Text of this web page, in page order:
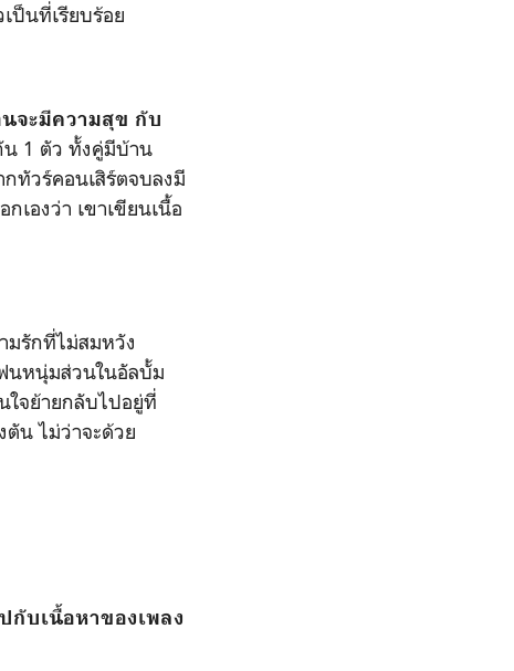
ป็นที่เรียบร้อย
นจะมีความสุข กับ
1 ตัว ทั้งคู่มีบ้าน
ทัวร์คอนเสิร์ตจบลงมี
เองว่า เขาเขียนเนื้อ
มรักที่ไม่สมหวัง
ฟนหนุ่มส่วนในอัลบั้ม
ใจย้ายกลับไปอยู่ที่
น ไม่ว่าจะด้วย
กับเนื้อหาของเพลง